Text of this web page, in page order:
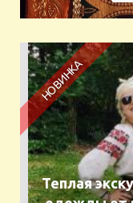
Теплая